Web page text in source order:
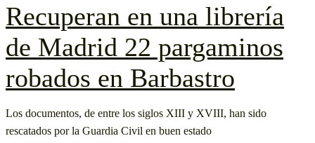
Recuperan en una librería
de Madrid 22 pargaminos
robados en Barbastro
Los documentos, de entre los siglos XIII y XVIII, han sido
rescatados por la Guardia Civil en buen estado